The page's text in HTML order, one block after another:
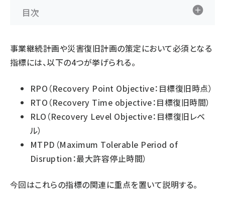
目次
事業継続計画や災害復旧計画の策定において必須となる
指標には、以下の4つが挙げられる。
RPO（Recovery Point Objective：目標復旧時点）
RTO（Recovery Time objective：目標復旧時間）
RLO（Recovery Level Objective：目標復旧レベ
ル）
MTPD（Maximum Tolerable Period of
Disruption：最大許容停止時間）
今回はこれらの指標の関連に重点を置いて説明する。